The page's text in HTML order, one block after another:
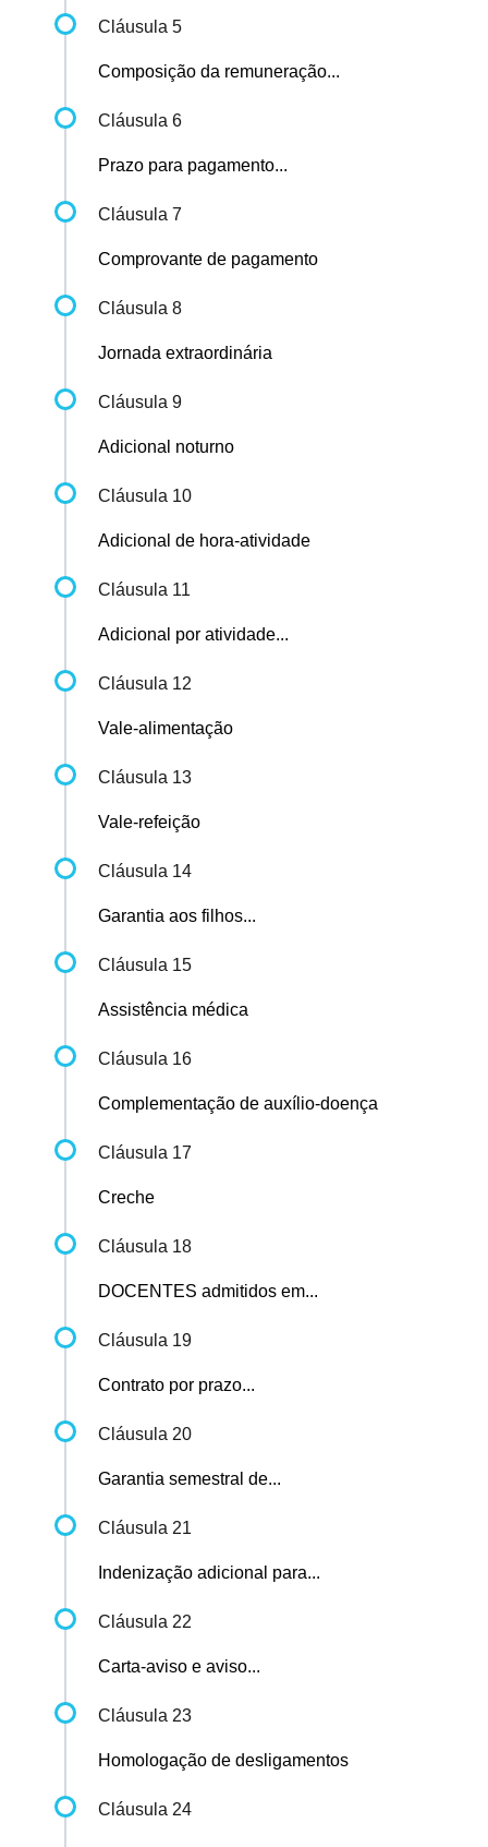
Cláusula 5
Composição da remuneração...
Cláusula 6
Prazo para pagamento...
Cláusula 7
Comprovante de pagamento
Cláusula 8
Jornada extraordinária
Cláusula 9
Adicional noturno
Cláusula 10
Adicional de hora-atividade
Cláusula 11
Adicional por atividade...
Cláusula 12
Vale-alimentação
Cláusula 13
Vale-refeição
Cláusula 14
Garantia aos filhos...
Cláusula 15
Assistência médica
Cláusula 16
Complementação de auxílio-doença
Cláusula 17
Creche
Cláusula 18
DOCENTES admitidos em...
Cláusula 19
Contrato por prazo...
Cláusula 20
Garantia semestral de...
Cláusula 21
Indenização adicional para...
Cláusula 22
Carta-aviso e aviso...
Cláusula 23
Homologação de desligamentos
Cláusula 24